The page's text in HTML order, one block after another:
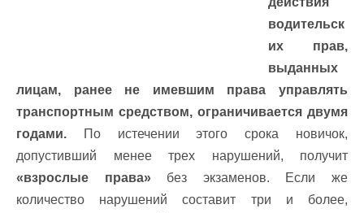
водительск
их прав,
выданных
лицам, ранее не имевшим права управлять
транспортным средством, ограничивается двумя
годами. По истечении этого срока новичок,
допустивший менее трех нарушений, получит
«взрослые права»без экзаменов. Если же
количество нарушений составит три и более,